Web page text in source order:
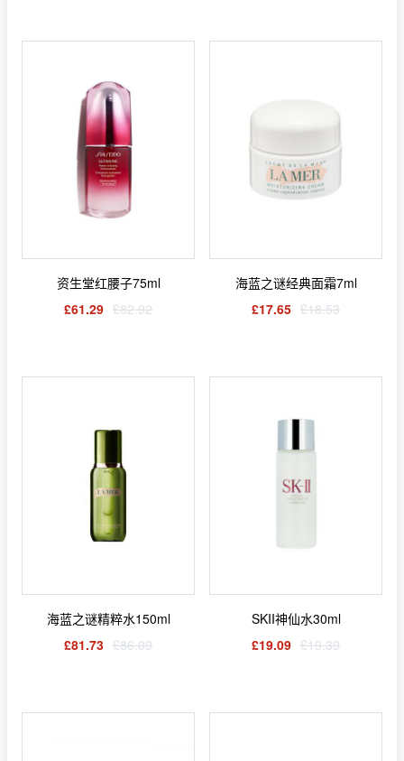
资生堂红腰子75ml
£61.29 £82.92
海蓝之谜经典面霜7ml
£17.65 £18.53
海蓝之谜精粹水150ml
£81.73 £86.09
SKII神仙水30ml
£19.09 £19.39